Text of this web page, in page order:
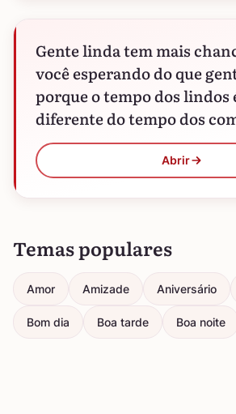
Gente linda tem mais
você esperando do que
porque o tempo dos lindos
diferente do tempo dos
Abrir
Temas populares
Amor Amizade Aniversário
Bom dia Boa tarde Boa noite